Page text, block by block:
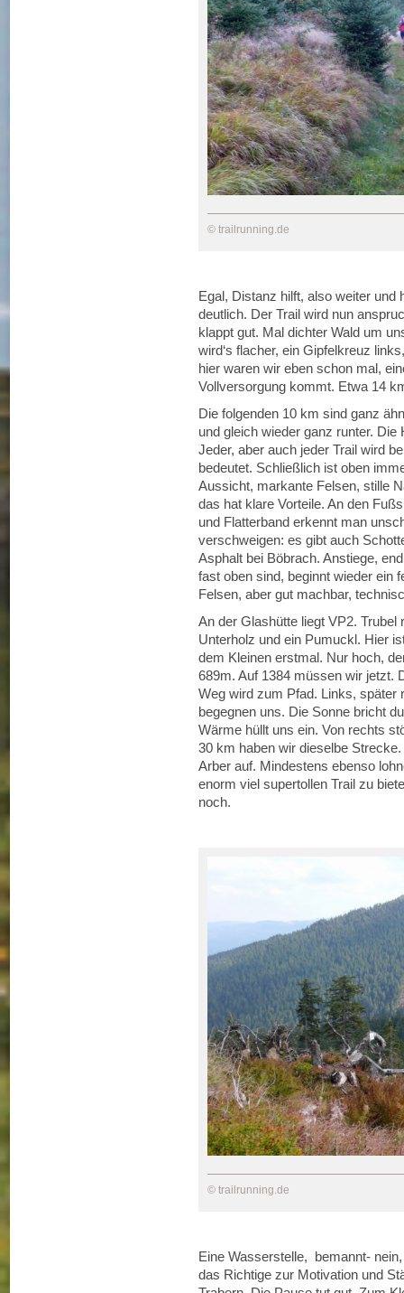
© trailrunning.de
Egal, Distanz hilft, also weiter und
deutlich. Der Trail wird nun
klappt gut. Mal dichter Wald um
wird‘s flacher, ein Gipfelkreuz
hier waren wir eben schon mal,
Vollversorgung kommt. Etwa 14
Die folgenden 10 km sind ganz
und gleich wieder ganz runter.
Jeder, aber auch jeder Trail wird
bedeutet. Schließlich ist oben
Aussicht, markante Felsen, stille
das hat klare Vorteile. An den
und Flatterband erkennt man
verschweigen: es gibt auch
Asphalt bei Böbrach. Anstiege,
fast oben sind, beginnt wieder ein
Felsen, aber gut machbar,
An der Glashütte liegt VP2.
Unterholz und ein Pumuckl. Hier
dem Kleinen erstmal. Nur hoch,
689m. Auf 1384 müssen wir jetzt.
Weg wird zum Pfad. Links, später
begegnen uns. Die Sonne bricht
Wärme hüllt uns ein. Von rechts
30 km haben wir dieselbe
Arber auf. Mindestens ebenso
enorm viel supertollen Trail zu
noch.
© trailrunning.de
Eine Wasserstelle, bemannt-
das Richtige zur Motivation und